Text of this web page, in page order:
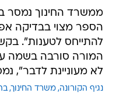
ממשרד החינוך נמסר
הספר מצוי בבדיקה
להתייחס לטענות".
המורה סורבה בשמה
לא מעוניינת לדבר",
נגיף הקורונה משרד החינוך